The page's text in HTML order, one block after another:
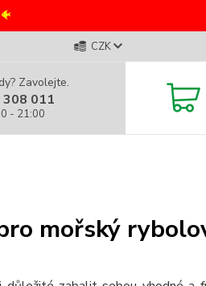
CZK
Zavolejte.
011
- 21:00
mořský